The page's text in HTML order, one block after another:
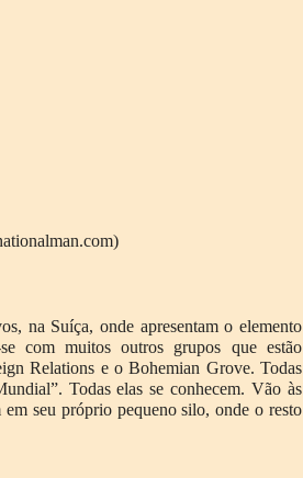
na Suíça, onde apresentam o elemento
com muitos outros grupos que estão
Relations e o Bohemian Grove. Todas
Todas elas se conhecem. Vão às
seu próprio pequeno silo, onde o resto